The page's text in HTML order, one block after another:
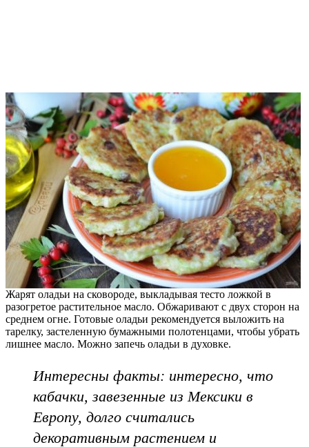
Жарят оладьи на сковороде, выкладывая тесто ложкой в
разогретое растительное масло. Обжаривают с двух сторон на
среднем огне. Готовые оладьи рекомендуется выложить на
тарелку, застеленную бумажными полотенцами, чтобы убрать
лишнее масло. Можно запечь оладьи в духовке.
Интересны факты: интересно, что
кабачки, завезенные из Мексики в
Европу, долго считались
декоративным растением и